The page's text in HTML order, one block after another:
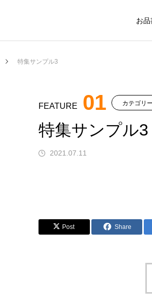
お品
特集サンプル3
FEATURE 01 カテゴリ
特集サンプル3
2021.07.11
Post Share